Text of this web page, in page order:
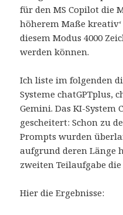
für den MS Copilot die
höherem Maße
diesem Modus 4000
werden können.
Ich liste im folgenden
Systeme chatGPTplus,
Gemini. Das KI-
gescheitert: Schon zu
Prompts wurden
aufgrund deren Länge
zweiten Teilaufgabe
Hier die Ergebnisse: